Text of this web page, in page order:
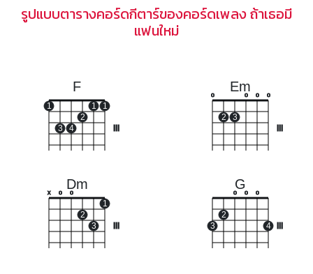
รูปแบบตารางคอร์ดกีตาร์ของคอร์ดเพลง ถ้าเธอมี
แฟนใหม่
F
1
3 4
2
1 1
Em
o
2 3
o o o
Dm
x o o
2
3
1
G
3
2
o o o
4